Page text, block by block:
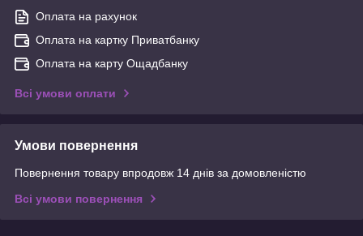
Оплата на рахунок
Оплата на картку Приватбанку
Оплата на карту Ощадбанку
Всі умови оплати
Умови повернення
Повернення товару впродовж 14 днів за домовленістю
Всі умови повернення